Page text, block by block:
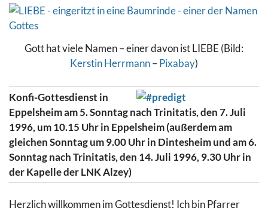
Gott hat viele Namen – einer davon ist LIEBE (Bild:
Kerstin Herrmann–Pixabay)
Konfi-Gottesdienst in
Eppelsheim am 5. Sonntag nach Trinitatis, den 7. Juli
1996, um 10.15 Uhr in Eppelsheim (außerdem am
gleichen Sonntag um 9.00 Uhr in Dintesheim und am 6.
Sonntag nach Trinitatis, den 14. Juli 1996, 9.30 Uhr in
der Kapelle der LNK Alzey)
Herzlich willkommen im Gottesdienst! Ich bin Pfarrer